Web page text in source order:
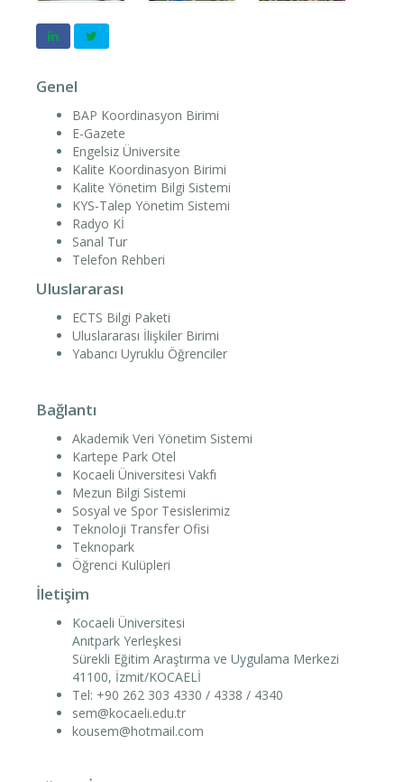
Genel
BAP Koordinasyon Birimi
E-Gazete
Engelsiz Üniversite
Kalite Koordinasyon Birimi
Kalite Yönetim Bilgi Sistemi
KYS-Talep Yönetim Sistemi
Radyo Kİ
Sanal Tur
Telefon Rehberi
Uluslararası
ECTS Bilgi Paketi
Uluslararası İlişkiler Birimi
Yabancı Uyruklu Öğrenciler
Bağlantı
Akademik Veri Yönetim Sistemi
Kartepe Park Otel
Kocaeli Üniversitesi Vakfı
Mezun Bilgi Sistemi
Sosyal ve Spor Tesislerimiz
Teknoloji Transfer Ofisi
Teknopark
Öğrenci Kulüpleri
İletişim
Kocaeli Üniversitesi
Anıtpark Yerleşkesi
Sürekli Eğitim Araştırma ve Uygulama Merkezi
41100, İzmit/KOCAELİ
Tel: +90 262 303 4330 / 4338 / 4340
sem@kocaeli.edu.tr
kousem@hotmail.com